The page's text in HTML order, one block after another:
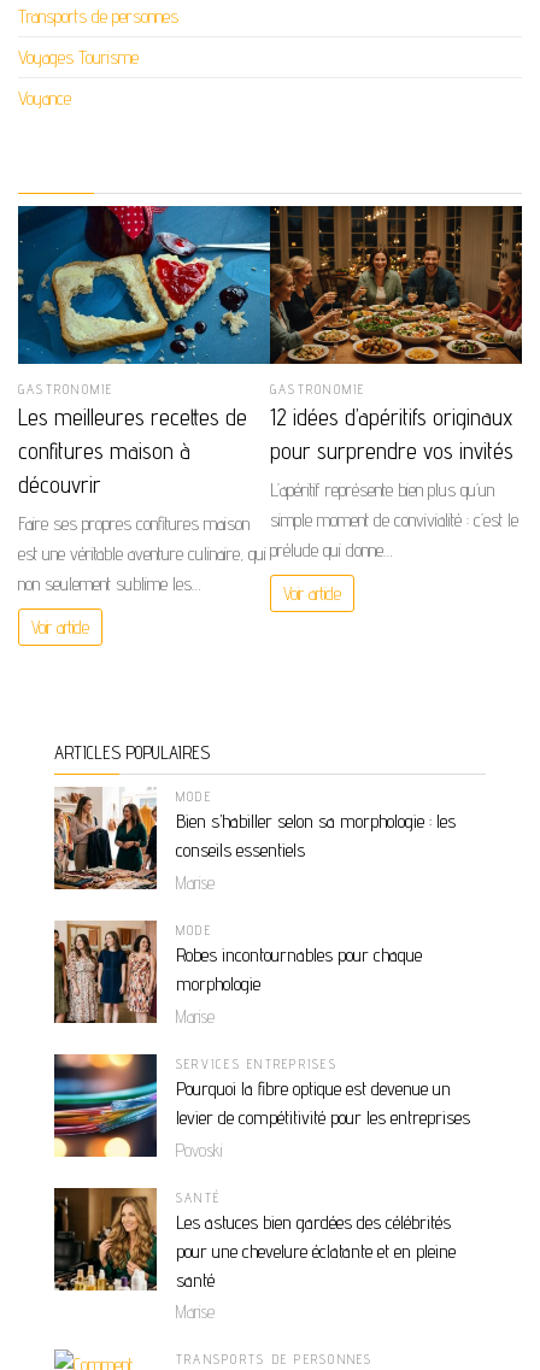
Transports de personnes
Voyages Tourisme
Voyance
GASTRONOMIE
Les meilleures recettes de
confitures maison à
découvrir
Faire ses propres confitures maison
est une véritable aventure culinaire, qui
non seulement sublime les…
Voir article
GASTRONOMIE
12 idées d’apéritifs originaux
pour surprendre vos invités
L’apéritif représente bien plus qu’un
simple moment de convivialité : c’est le
prélude qui donne…
Voir article
ARTICLES POPULAIRES
MODE
Bien s’habiller selon sa morphologie : les
conseils essentiels
Marise
MODE
Robes incontournables pour chaque
morphologie
Marise
SERVICES ENTREPRISES
Pourquoi la fibre optique est devenue un
levier de compétitivité pour les entreprises
Povoski
SANTÉ
Les astuces bien gardées des célébrités
pour une chevelure éclatante et en pleine
santé
Marise
TRANSPORTS DE PERSONNES